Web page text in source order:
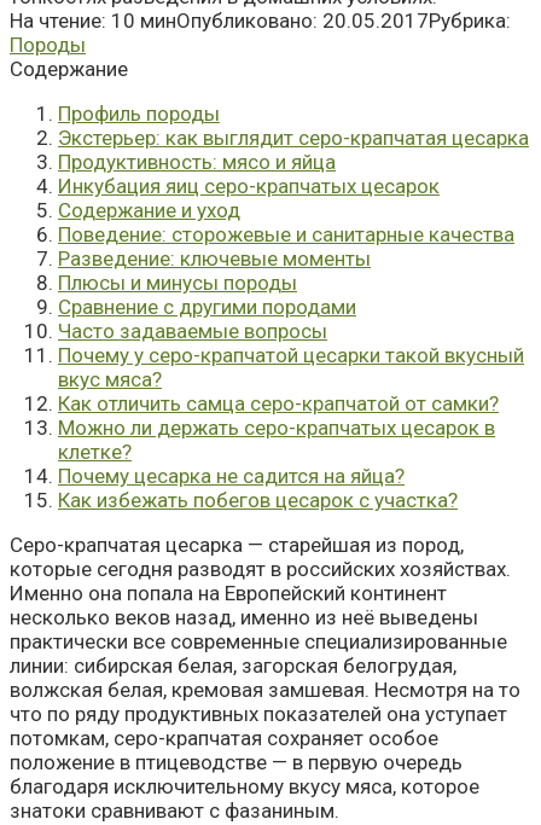
На чтение: 10 минОпубликовано: 20.05.2017Рубрика:
Породы
Содержание
Профиль породы
Экстерьер: как выглядит серо-крапчатая цесарка
Продуктивность: мясо и яйца
Инкубация яиц серо-крапчатых цесарок
Содержание и уход
Поведение: сторожевые и санитарные качества
Разведение: ключевые моменты
Плюсы и минусы породы
Сравнение с другими породами
Часто задаваемые вопросы
Почему у серо-крапчатой цесарки такой вкусный
вкус мяса?
Как отличить самца серо-крапчатой от самки?
Можно ли держать серо-крапчатых цесарок в
клетке?
Почему цесарка не садится на яйца?
Как избежать побегов цесарок с участка?
Серо-крапчатая цесарка — старейшая из пород,
которые сегодня разводят в российских хозяйствах.
Именно она попала на Европейский континент
несколько веков назад, именно из неё выведены
практически все современные специализированные
линии: сибирская белая, загорская белогрудая,
волжская белая, кремовая замшевая. Несмотря на то
что по ряду продуктивных показателей она уступает
потомкам, серо-крапчатая сохраняет особое
положение в птицеводстве — в первую очередь
благодаря исключительному вкусу мяса, которое
знатоки сравнивают с фазаниным.